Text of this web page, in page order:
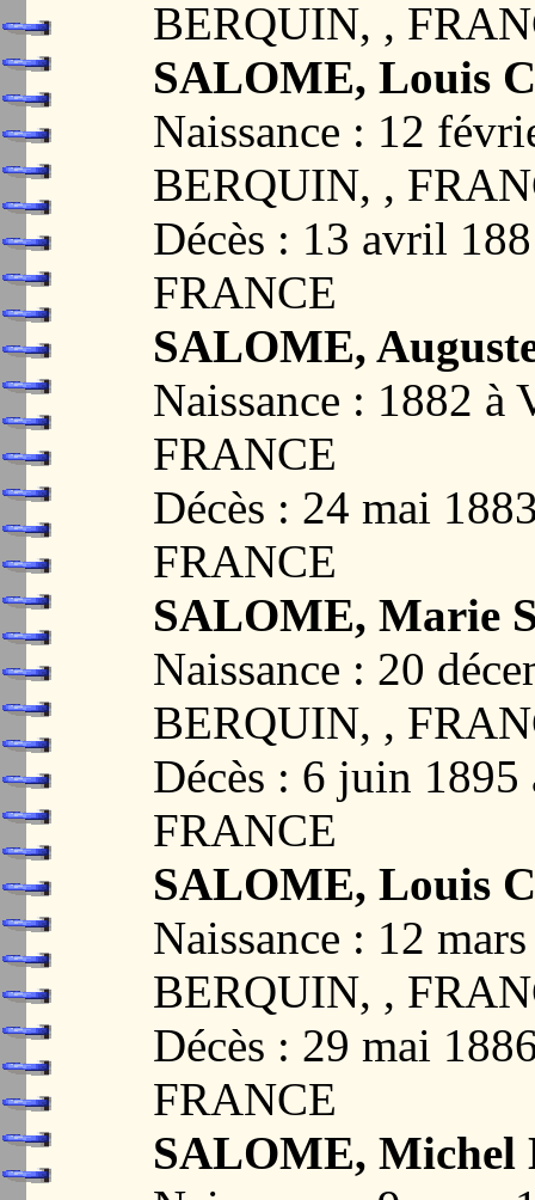
BERQUIN, ,
SALOME, Louis
Naissance : 12
BERQUIN, ,
Décès : 13 avril
FRANCE
SALOME,
Naissance : 1882
FRANCE
Décès : 24 mai
FRANCE
SALOME, Marie
Naissance : 20
BERQUIN, ,
Décès : 6 juin
FRANCE
SALOME, Louis
Naissance : 12
BERQUIN, ,
Décès : 29 mai
FRANCE
SALOME, Michel